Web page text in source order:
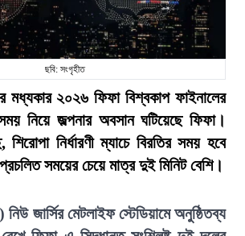
ছবি: সংগৃহীত
মধ্যকার ২০২৬ ফিফা বিশ্বকাপ ফাইনালের
নিয়ে জল্পনার অবসান ঘটিয়েছে ফিফা।
শিরোপা নির্ধারণী ম্যাচে বিরতির সময় হবে
সময়ের চেয়ে মাত্র দুই মিনিট বেশি।
জার্সির মেটলাইফ স্টেডিয়ামে অনুষ্ঠিতব্য